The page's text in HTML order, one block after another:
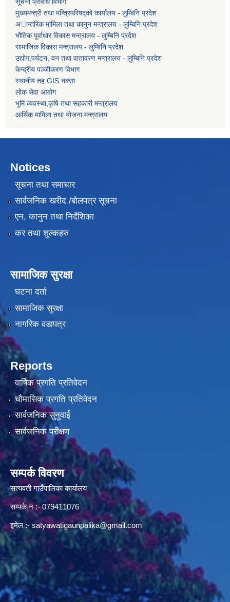
सूचना प्रविधि विभाग
मुख्यमन्त्री तथा मन्त्रिपरिषद्को कार्यालय - लुम्बिनि प्रदेश
अान्तरिक मामिला तथा कानुन मन्त्रालय - लुम्बिनि प्रदेश
भौतिक पूर्वाधार विकास मन्त्रालय - लुम्बिनि प्रदेश
सामाजिक विकास मन्त्रालय - लुम्बिनि प्रदेश
उद्याेग,पर्यटन, वन तथा वातावरण मन्त्रालय - लुम्बिनि प्रदेश
केन्द्रीय पञ्जीकरण विभाग
स्थानीय तह GIS नक्सा
लोक सेवा आयोग
भुमि व्यवस्था,कृषि तथा सहकारी मन्त्रालय
आर्थिक मामिला तथा याेजना मन्त्रालय
Notices
सूचना तथा समाचार
सार्वजनिक खरीद /बोलपत्र सूचना
एन, कानुन तथा निर्देशिका
कर तथा शुल्कहरु
सामाजिक सुरक्षा
घटना दर्ता
सामाजिक सुरक्षा
नागरिक वडापत्र
Reports
वार्षिक प्रगति प्रतिवेदन
चौमासिक प्रगति प्रतिवेदन
सार्वजनिक सुनुवाई
सार्वजनिक परीक्षण
सम्पर्क विवरण
सत्यवती गाउँपालिका कार्यालय
सम्पर्क न‌ :- 079411076
इमेल :- satyawatigaunpalika@gmail.com